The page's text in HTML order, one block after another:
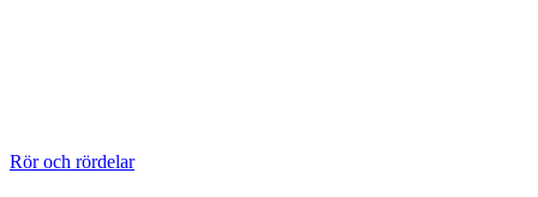
Rör och rördelar